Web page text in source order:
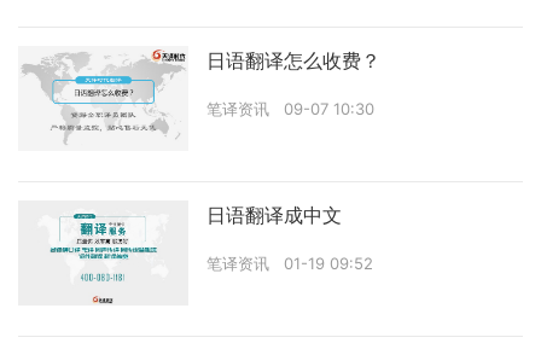
日语翻译怎么收费？
笔译资讯 09-07 10:30
日语翻译成中文
笔译资讯 01-19 09:52